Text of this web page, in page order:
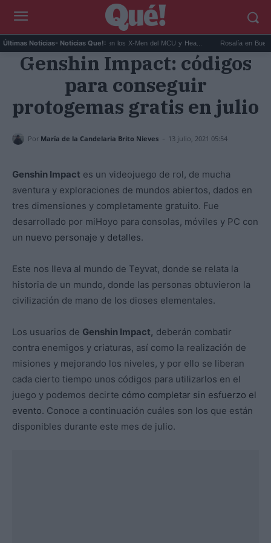
Últimas Noticias- Noticias Que!:
Kit Connor será Cíclope en los X-Men del MCU y Hea... Rosalía en Buenos
Genshin Impact: códigos
para conseguir
protogemas gratis en julio
Por María de la Candelaria Brito Nieves - 13 julio, 2021 05:54
Genshin Impact es un videojuego de rol, de mucha
aventura y exploraciones de mundos abiertos, dados en
tres dimensiones y completamente gratuito. Fue
desarrollado por miHoyo para consolas, móviles y PC con
un nuevo personaje y detalles.
Este nos lleva al mundo de Teyvat, donde se relata la
historia de un mundo, donde las personas obtuvieron la
civilización de mano de los dioses elementales.
Los usuarios de Genshin Impact, deberán combatir
contra enemigos y criaturas, así como la realización de
misiones y mejorando los niveles, y por ello se liberan
cada cierto tiempo unos códigos para utilizarlos en el
juego y podemos decirte cómo completar sin esfuerzo el
evento. Conoce a continuación cuáles son los que están
disponibles durante este mes de julio.